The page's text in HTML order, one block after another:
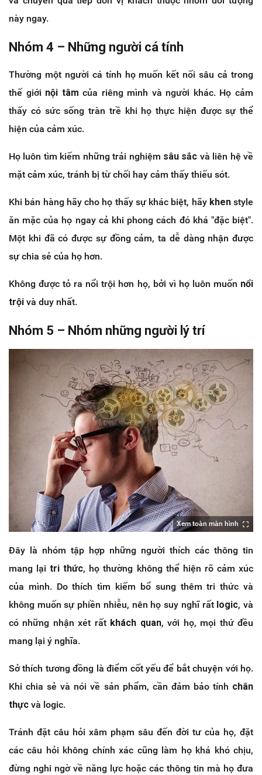
này ngay.
Nhóm 4 – Những người cá tính
Thường một người cá tính họ muốn kết nối sâu cả trong
thế giới nội tâm của riêng mình và người khác. Họ cảm
thấy có sức sống tràn trề khi họ thực hiện được sự thể
hiện của cảm xúc.
Họ luôn tìm kiếm những trải nghiệm sâu sắc và liên hệ về
mặt cảm xúc, tránh bị từ chối hay cảm thấy thiếu sót.
Khi bán hàng hãy cho họ thấy sự khác biệt, hãy khenstyle
ăn mặc của họ ngay cả khi phong cách đó khá "đặc biệt".
Một khi đã có được sự đồng cảm, ta dễ dàng nhận được
sự chia sẻ của họ hơn.
Không được tỏ ra nổi trội hơn họ, bởi vì họ luôn muốn nổi
trội và duy nhất.
Nhóm 5 – Nhóm những người lý trí
Xem toàn màn hình
Đây là nhóm tập hợp những người thích các thông tin
mang lạitri thức, họ thường không thể hiện rõ cảm xúc
của mình. Do thích tìm kiếm bổ sung thêm tri thức và
không muốn sự phiền nhiễu, nên họ suy nghĩ rất logic, và
có những nhận xét rất khách quan, với họ, mọi thứ đều
mang lại ý nghĩa.
Sở thích tương đồng là điểm cốt yếu để bắt chuyện với họ.
Khi chia sẻ và nói về sản phẩm, cần đảm bảo tính chân
thực và logic.
Tránh đặt câu hỏi xâm phạm sâu đến đời tư của họ, đặt
các câu hỏi không chính xác cũng làm họ khá khó chịu,
đừng nghi ngờ về năng lực hoặc các thông tin mà họ đưa